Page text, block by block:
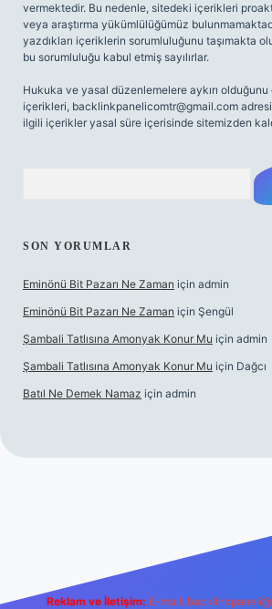
vermektedir. Bu nedenle, sitedeki içerikleri
veya araştırma yükümlülüğümüz
yazdıkları içeriklerin sorumluluğunu taşımakta
bu sorumluluğu kabul etmiş sayılırlar.
Hukuka ve yasal düzenlemelere aykırı
içerikleri, backlinkpanelicomtr@gmail.com
ilgili içerikler yasal süre içerisinde sitemizden
SON YORUMLAR
Eminönü Bit Pazarı Ne Zaman için admin
Eminönü Bit Pazarı Ne Zaman için Şengül
Şambali Tatlısına Amonyak Konur Mu için admin
Şambali Tatlısına Amonyak Konur Mu için Dağcı
Batıl Ne Demek Namaz için admin
Reklam ve İletişim: E-mail: